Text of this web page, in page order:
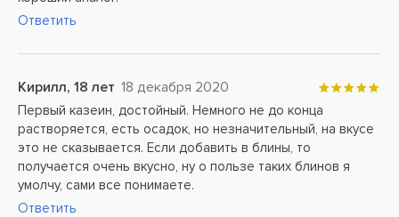
Ответить
Кирилл, 18 лет 18 декабря 2020
Первый казеин, достойный. Немного не до конца
растворяется, есть осадок, но незначительный, на вкусе
это не сказывается. Если добавить в блины, то
получается очень вкусно, ну о пользе таких блинов я
умолчу, сами все понимаете.
Ответить